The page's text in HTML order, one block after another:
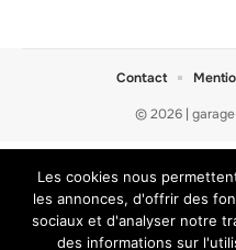
© 2026 |
Contact
Les cookies nous
les annonces, d'offrir des
sociaux et d'analyser notre
des informations sur